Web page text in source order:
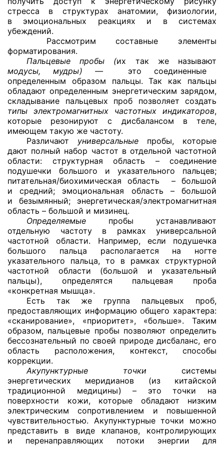
стресса в структурах анатомии, физиологии,
в эмоциональных реакциях и в системах
убеждений.
Рассмотрим составные элементы
форматирования.
Пальцевые пробы (их так же называют
модусы, мудры) —
это соединенные
определенным образом пальцы. Так как пальцы
обладают определенным энергетическим зарядом,
складывание пальцевых проб позволяет создать
типы электромагнитных частотных индикаторов,
которые резонируют с дисбалансом в теле,
имеющем такую же частоту.
Различают универсальныепробы, которые
дают полный набор частот в отдельной частотной
области: структурная область – соединение
подушечки большого и указательного пальцев;
питательная/биохимическая область – большой
и средний; эмоциональная область – большой
и безымянный; энергетическая/электромагнитная
область – большой и мизинец.
Определяемые пробы устанавливают
отдельную частоту в рамках универсальной
частотной области. Например, если подушечка
большого пальца располагается на ногте
указательного пальца, то в рамках структурной
частотной области (большой и указательный
пальцы), определятся пальцевая проба
«конкретная мышца».
Есть так же группа пальцевых проб,
предоставляющих информацию общего характера:
«сканирование», «приоритет», «больше». Таким
образом, пальцевые пробы позволяют определить
бессознательный по своей природе дисбаланс, его
область расположения, контекст, способы
коррекции.
Акупунктурные точки системы
энергетических меридианов (из китайской
традиционной медицины) – это точки на
поверхности кожи, которые обладают низким
электрическим сопротивлением и повышенной
чувствительностью. Акупунктурные точки можно
представить в виде клапанов, контролирующих
и перенаправляющих потоки энергии для